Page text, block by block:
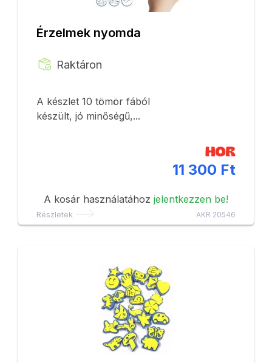
Érzelmek nyomda
Raktáron
A készlet 10 tömör fából
készült, jó minőségű,...
11 300 Ft
A kosár használatához jelentkezzen be!
Részletek AKR 20546